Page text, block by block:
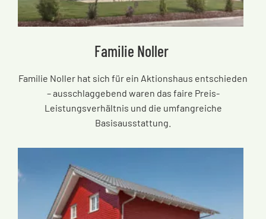
Familie Noller
Familie Noller hat sich für ein Aktionshaus entschieden
– ausschlaggebend waren das faire Preis-
Leistungsverhältnis und die umfangreiche
Basisausstattung.